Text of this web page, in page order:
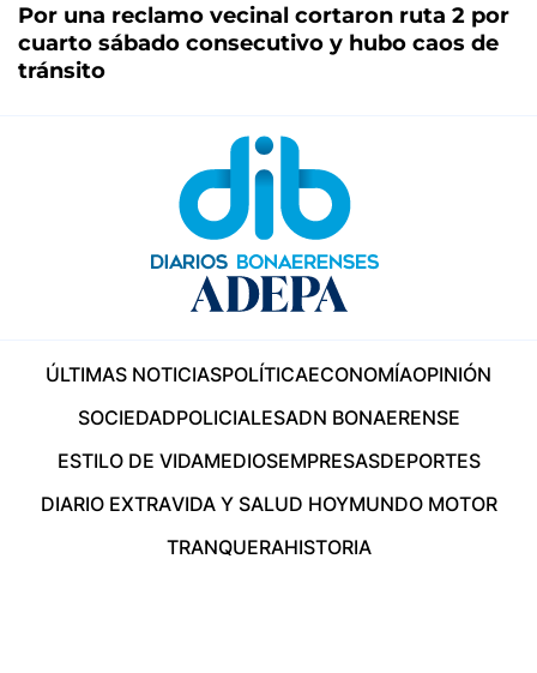
Por una reclamo vecinal cortaron ruta 2 por
cuarto sábado consecutivo y hubo caos de
tránsito
ÚLTIMAS NOTICIASPOLÍTICAECONOMÍAOPINIÓN
SOCIEDADPOLICIALESADN BONAERENSE
ESTILO DE VIDAMEDIOSEMPRESASDEPORTES
DIARIO EXTRAVIDA Y SALUD HOYMUNDO MOTOR
TRANQUERAHISTORIA